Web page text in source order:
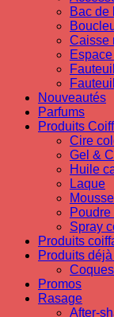
Bac de
Caisse
Nouveautés
Parfums
Produits
Cire
Gel &
Huile
Laque
Spray
Produits
Produits
Promos
Rasage
After-